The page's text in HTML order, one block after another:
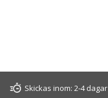
Skickas inom: 2-4 dagar